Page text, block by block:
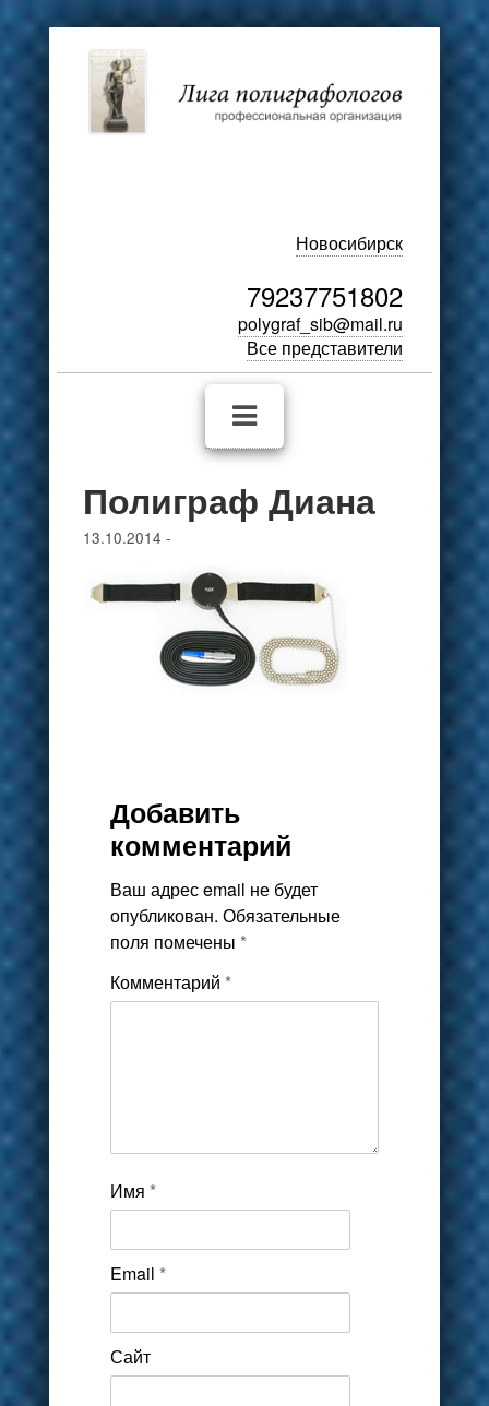
Новосибирск
79237751802
polygraf_sib@mail.ru
Все представители
Полиграф Диана
13.10.2014 -
Добавить
комментарий
Ваш адрес email не будет
опубликован. Обязательные
поля помечены *
Комментарий *
Имя *
Email *
Сайт